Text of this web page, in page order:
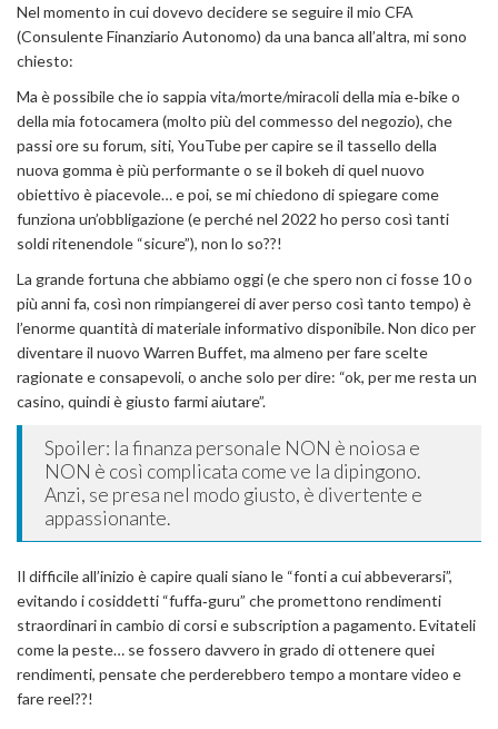
Nel momento in cui dovevo decidere se seguire il mio CFA
(Consulente Finanziario Autonomo) da una banca all’altra, mi sono
chiesto:
Ma è possibile che io sappia vita/morte/miracoli della mia e‑bike o
della mia fotocamera (molto più del commesso del negozio), che
passi ore su forum, siti, YouTube per capire se il tassello della
nuova gomma è più performante o se il bokeh di quel nuovo
obiettivo è piacevole… e poi, se mi chiedono di spiegare come
funziona un’obbligazione (e perché nel 2022 ho perso così tanti
soldi ritenendole “sicure”), non lo so??!
La grande fortuna che abbiamo oggi (e che spero non ci fosse 10 o
più anni fa, così non rimpiangerei di aver perso così tanto tempo) è
l’enorme quantità di materiale informativo disponibile. Non dico per
diventare il nuovo Warren Buffet, ma almeno per fare scelte
ragionate e consapevoli, o anche solo per dire: “ok, per me resta un
casino, quindi è giusto farmi aiutare”.
Spoiler: la finanza personale NON è noiosa e
NON è così complicata come ve la dipingono.
Anzi, se presa nel modo giusto, è divertente e
appassionante.
Il difficile all’inizio è capire quali siano le “fonti a cui abbeverarsi”,
evitando i cosiddetti “fuffa‑guru” che promettono rendimenti
straordinari in cambio di corsi e subscription a pagamento. Evitateli
come la peste… se fossero davvero in grado di ottenere quei
rendimenti, pensate che perderebbero tempo a montare video e
fare reel??!